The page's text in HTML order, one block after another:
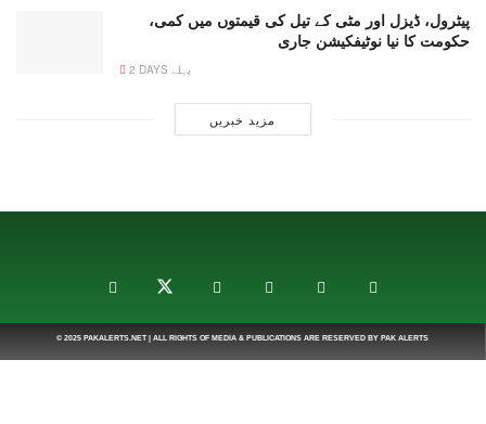
پیٹرول، ڈیزل اور مٹی کے تیل کی قیمتوں میں کمی،
حکومت کا نیا نوٹیفکیشن جاری
2 DAYS پہلے
مزید خبریں
© 2025 PAKALERTS.NET| ALL RIGHTS OF MEDIA & PUBLICATIONS ARE RESERVED BY PAK ALERTS